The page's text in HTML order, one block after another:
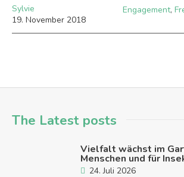
Sylvie
19. November 2018
Engagement,
The Latest posts
Vielfalt wächst im
Menschen und für
24. Juli 2026